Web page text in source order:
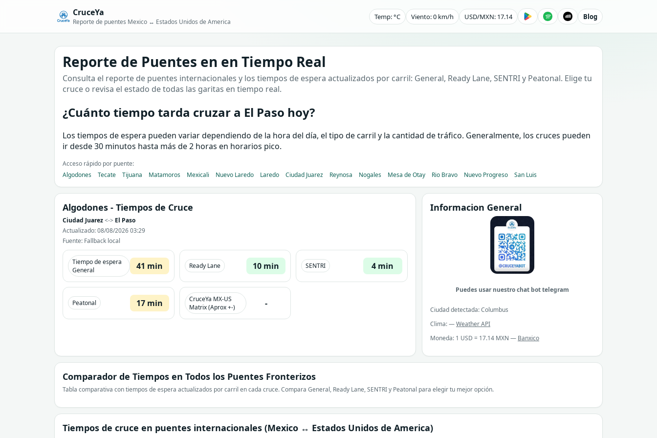
CruceYa
Reporte de puentes Mexico ↔ Estados Unidos de America
Temp: °C Viento: 0 km/h USD/MXN: 17.14 Blog
Reporte de Puentes en en Tiempo Real
Consulta el reporte de puentes internacionales y los tiempos de espera actualizados por carril: General, Ready Lane, SENTRI y Peatonal. Elige tu
cruce o revisa el estado de todas las garitas en tiempo real.
¿Cuánto tiempo tarda cruzar a El Paso hoy?
Los tiempos de espera pueden variar dependiendo de la hora del día, el tipo de carril y la cantidad de tráfico. Generalmente, los cruces pueden
ir desde 30 minutos hasta más de 2 horas en horarios pico.
Acceso rápido por puente:
Algodones
Tecate Tijuana Matamoros Mexicali Nuevo Laredo Laredo Ciudad Juarez Reynosa Nogales Mesa de Otay Rio Bravo Nuevo Progreso San Luis
Algodones - Tiempos de Cruce
Ciudad Juarez<-> El Paso
Actualizado: 08/08/2026 03:29
Fuente: Fallback local
Tiempo de espera
General
41 min Ready Lane 10 min SENTRI 4 min
Peatonal 17 min
CruceYa MX-US
Matrix (Aprox +-)
-
Informacion General
Puedes usar nuestro chat bot telegram
Ciudad detectada: Columbus
Clima: —Weather API
Moneda: 1 USD = 17.14 MXN — Banxico
Comparador de Tiempos en Todos los Puentes Fronterizos
Tabla comparativa con tiempos de espera actualizados por carril en cada cruce. Compara General, Ready Lane, SENTRI y Peatonal para elegir tu mejor opción.
Tiempos de cruce en puentes internacionales (Mexico ↔ Estados Unidos de America)